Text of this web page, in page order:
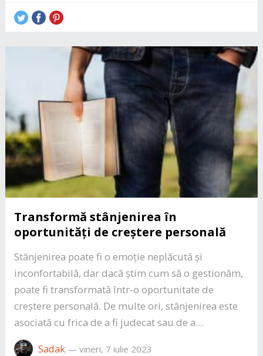
Transformă stânjenirea în
oportunități de creștere personală
Stânjenirea poate fi o emoție neplăcută și
inconfortabilă, dar dacă știm cum să o gestionăm,
poate fi transformată într-o oportunitate de
creștere personală. De multe ori, stânjenirea este
asociată cu frica de a fi judecat sau de a…
Sadak— vineri, 7 iulie 2023